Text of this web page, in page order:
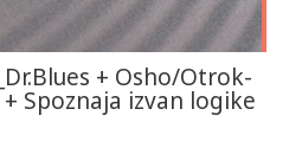
+ Osho/Otrok-
Spoznaja izvan logike